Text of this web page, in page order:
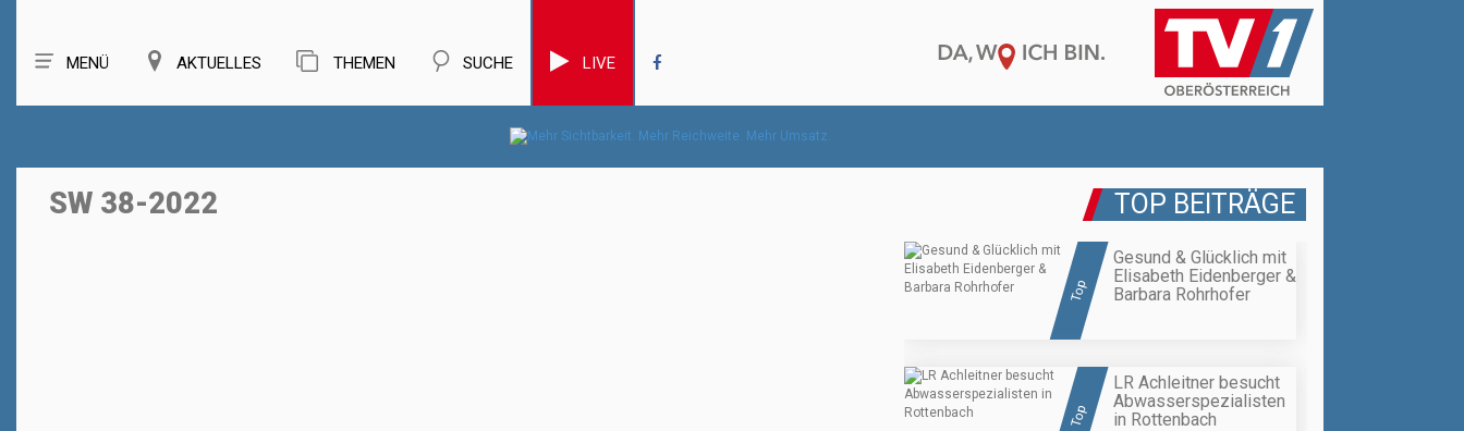
MENÜ AKTUELLES THEMEN SUCHE LIVE
SW 38-2022 TOP BEITRÄGE
Top
Gesund & Glücklich mit
Elisabeth Eidenberger &
Barbara Rohrhofer
Top
LR Achleitner besucht
Abwasserspezialisten
in Rottenbach